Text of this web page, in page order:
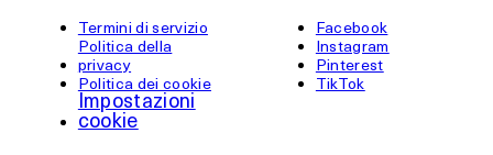
Termini di servizio
Politica della
privacy
Politica dei cookie
Impostazioni
cookie
Facebook
Instagram
Pinterest
TikTok